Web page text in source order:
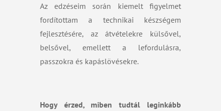
Az edzéseim során kiemelt figyelmet
fordítottam a technikai készségem
fejlesztésére, az átvételekre külsővel,
belsővel, emellett a lefordulásra,
passzokra és kapáslövésekre.
Hogy érzed, miben tudtál leginkább